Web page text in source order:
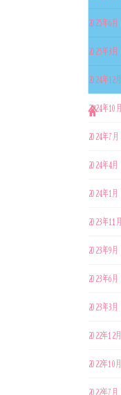
2025年6月
2025年3月
2024年12月
2024年10月
2024年7月
2024年4月
2024年1月
2023年11月
2023年9月
2023年6月
2023年3月
2022年12月
2022年10月
2022年7月